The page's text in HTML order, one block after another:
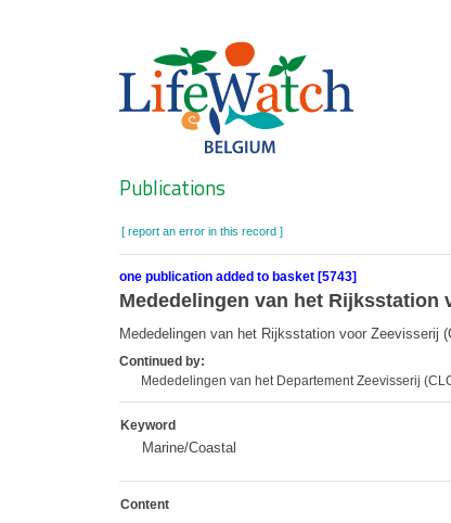
Search
Publications
[ report an error in this record ]
one publication added to basket [5743]
Mededelingen van het Rijksstation
Mededelingen van het Rijksstation voor Zeevisserij
Continued by:
Mededelingen van het Departement Zeevisserij
Keyword
Marine/Coastal
Content